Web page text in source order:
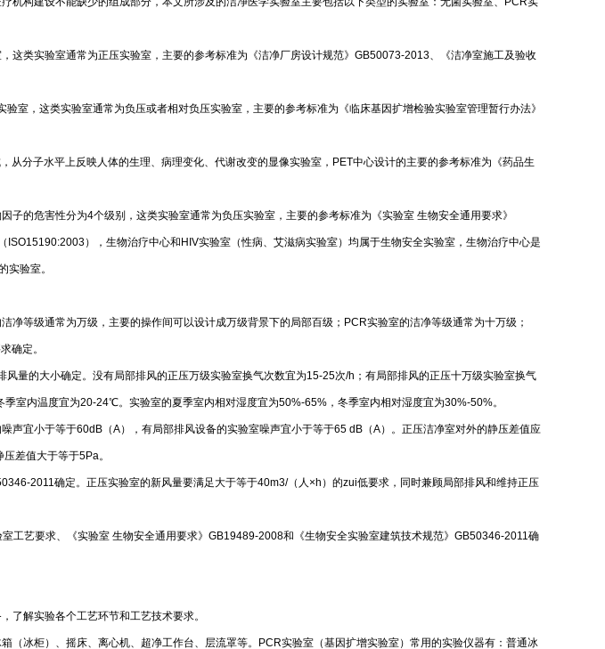
类实验室通常为正压实验室，主要的参考标准为《洁净厂房设计规范》GB50073-2013、《洁净室施工及验收
室，这类实验室通常为负压或者相对负压实验室，主要的参考标准为《临床基因扩增检验实验室管理暂行办法》
分子水平上反映人体的生理、病理变化、代谢改变的显像实验室，PET中心设计的主要的参考标准为《药品生
的危害性分为4个级别，这类实验室通常为负压实验室，主要的参考标准为《实验室 生物安全通用要求》
），生物治疗中心和HIV实验室（性病、艾滋病实验室）均属于生物安全实验室，生物治疗中心是
实验室。
等级通常为万级，主要的操作间可以设计成万级背景下的局部百级；PCR实验室的洁净等级通常为十万级；
确定。
量的大小确定。没有局部排风的正压万级实验室换气次数宜为15-25次/h；有局部排风的正压十万级实验室换气
室内温度宜为20-24℃。实验室的夏季室内相对湿度宜为50%-65%，冬季室内相对湿度宜为30%-50%。
宜小于等于60dB（A），有局部排风设备的实验室噪声宜小于等于65 dB（A）。正压洁净室对外的静压差值应
差值大于等于5Pa。
2011确定。正压实验室的新风量要满足大于等于40m3/（人×h）的zui低要求，同时兼顾局部排风和维持正压
工艺要求、《实验室 生物安全通用要求》GB19489-2008和《生物安全实验室建筑技术规范》GB50346-2011确
了解实验各个工艺环节和工艺技术要求。
冰柜）、摇床、离心机、超净工作台、层流罩等。PCR实验室（基因扩增实验室）常用的实验仪器有：普通冰